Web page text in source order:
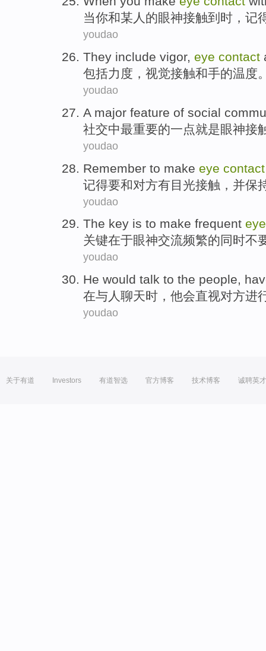
当你和某人 的眼神接触到时 ， 记
youdao
They include vigor, eye contact
包括力度 ， 视觉接触和手的温度
youdao
A major feature of social
社交中最重要的一点就是眼神接
youdao
Remember to make eye contact
记得要和对方有目光接触 ， 并保
youdao
The key is to make frequent eye
关键在于眼神交流频繁的同时不
youdao
He would talk to the people,
在与人 聊天时， 他会直视对方进
youdao
关于有道 Investors 有道智选 官方博客 技术博客 诚聘英才